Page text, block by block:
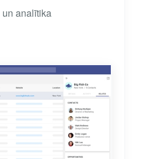
analītika